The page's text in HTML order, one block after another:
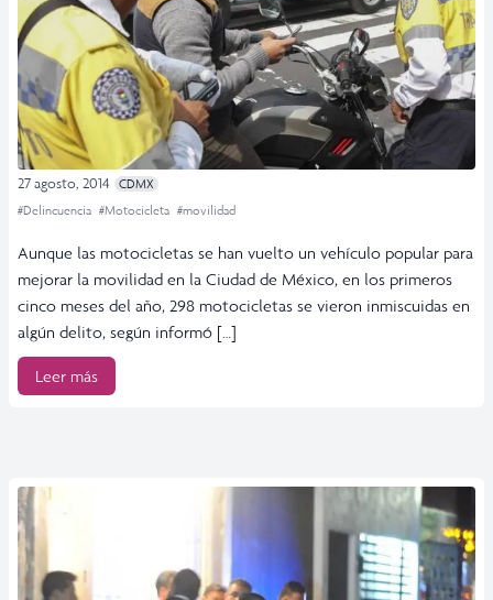
27 agosto, 2014
CDMX
#Delincuencia #Motocicleta #movilidad
Aunque las motocicletas se han vuelto un vehículo popular para
mejorar la movilidad en la Ciudad de México, en los primeros
cinco meses del año, 298 motocicletas se vieron inmiscuidas en
algún delito, según informó […]
Leer más